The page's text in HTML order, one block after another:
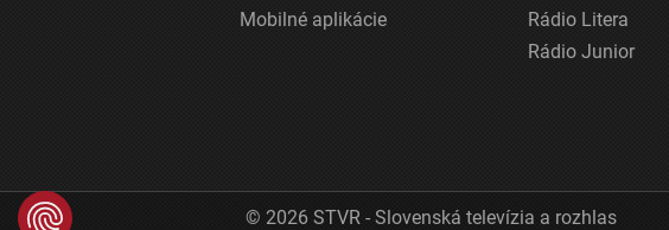
Mobilné aplikácie
Rádio Litera
Rádio Junior
© 2026 STVR - Slovenská televízia a rozhlas